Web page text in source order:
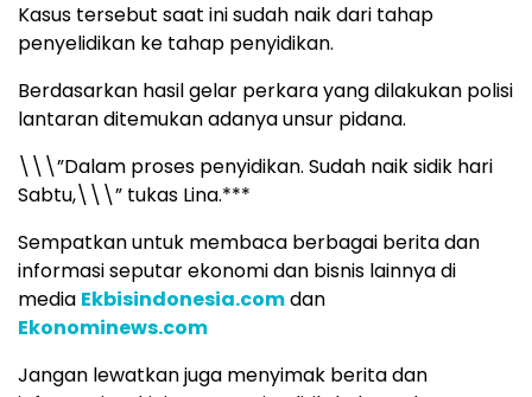
Kasus tersebut saat ini sudah naik dari tahap
penyelidikan ke tahap penyidikan.
Berdasarkan hasil gelar perkara yang dilakukan polisi
lantaran ditemukan adanya unsur pidana.
\\\”Dalam proses penyidikan. Sudah naik sidik hari
Sabtu,\\\” tukas Lina.***
Sempatkan untuk membaca berbagai berita dan
informasi seputar ekonomi dan bisnis lainnya di
media Ekbisindonesia.comdan
Ekonominews.com
Jangan lewatkan juga menyimak berita dan